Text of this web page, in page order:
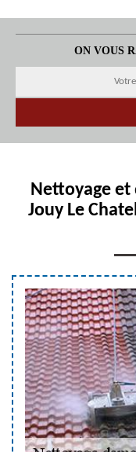
ON VOUS
Nettoyage
Jouy Le